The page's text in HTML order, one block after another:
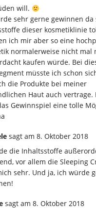
will.
sehr gerne gewinnen da
dieser kosmetiklinie
ich mir aber so eine
normalerweise nicht mal
kaufen würde. Bei
müsste ich schon
die Produkte bei meiner
Haut auch vertrage.
Gewinnspiel eine tolle
sagt am 8. Oktober 2018
die Inhaltsstoffe
vor allem die Sleeping
sehr. Und ja, ich würde
sagt am 8. Oktober 2018